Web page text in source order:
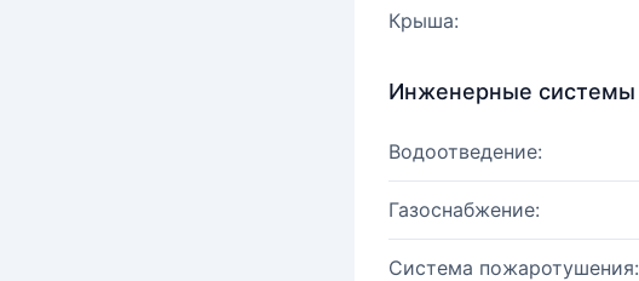
Крыша:
Инженерные системы
Водоотведение:
Газоснабжение:
Система пожаротушения: